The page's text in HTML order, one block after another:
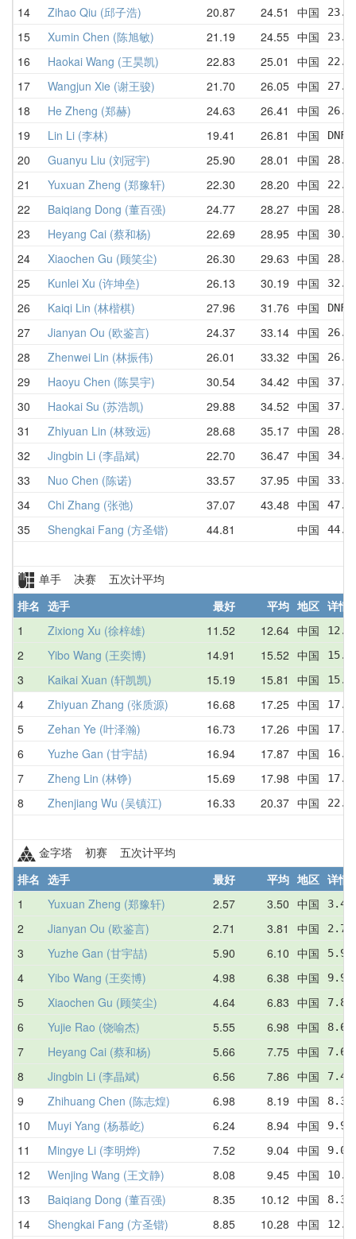
14 Zihao Qiu (邱子浩) 20.87 24.51 中国
15 Xumin Chen (陈旭敏) 21.19 24.55 中国
16 Haokai Wang (王昊凯) 22.83 25.01 中国
17 Wangjun Xie (谢王骏) 21.70 26.05 中国
18 He Zheng (郑赫) 24.63 26.41 中国
19 Lin Li (李林) 19.41 26.81 中国
20 Guanyu Liu (刘冠宇) 25.90 28.01 中国
21 Yuxuan Zheng (郑豫轩) 22.30 28.20 中国
22 Baiqiang Dong (董百强) 24.77 28.27 中国
23 Heyang Cai (蔡和杨) 22.69 28.95 中国
24 Xiaochen Gu (顾笑尘) 26.30 29.63 中国
25 Kunlei Xu (许坤垒) 26.13 30.19 中国
26 Kaiqi Lin (林楷棋) 27.96 31.76 中国
27 Jianyan Ou (欧鉴言) 24.37 33.14 中国
28 Zhenwei Lin (林振伟) 26.01 33.32 中国
29 Haoyu Chen (陈昊宇) 30.54 34.42 中国
30 Haokai Su (苏浩凯) 29.88 34.52 中国
31 Zhiyuan Lin (林致远) 28.68 35.17 中国
32 Jingbin Li (李晶斌) 22.70 36.47 中国
33 Nuo Chen (陈诺) 33.57 37.95 中国
34 Chi Zhang (张弛) 37.07 43.48 中国
35 Shengkai Fang (方圣锴) 44.81 中国
单手 决赛 五次计平均
排名 选手 最好 平均 地区 详情
1
Zixiong Xu (徐梓雄) 11.52 12.64 中国
2 Yibo Wang (王奕博) 14.91 15.52 中国
3 Kaikai Xuan (轩凯凯) 15.19 15.81 中国
4 Zhiyuan Zhang (张质源) 16.68 17.25 中国
5 Zehan Ye (叶泽瀚) 16.73 17.26 中国
6 Yuzhe Gan (甘宇喆) 16.94 17.87 中国
7 Zheng Lin (林铮) 15.69 17.98 中国
8 Zhenjiang Wu (吴镇江) 16.33 20.37 中国
金字塔 初赛 五次计平均
排名 选手 最好 平均 地区 详情
1
Yuxuan Zheng (郑豫轩) 2.57 3.50 中国
2 Jianyan Ou (欧鉴言) 2.71 3.81 中国
3 Yuzhe Gan (甘宇喆) 5.90 6.10 中国
4 Yibo Wang (王奕博) 4.98 6.38 中国
5 Xiaochen Gu (顾笑尘) 4.64 6.83 中国
6 Yujie Rao (饶喻杰) 5.55 6.98 中国
7 Heyang Cai (蔡和杨) 5.66 7.75 中国
8 Jingbin Li (李晶斌) 6.56 7.86 中国
9 Zhihuang Chen (陈志煌) 6.98 8.19 中国
10 Muyi Yang (杨慕屹) 6.24 8.94 中国
11 Mingye Li (李明烨) 7.52 9.04 中国
12 Wenjing Wang (王文静) 8.08 9.45 中国
13 Baiqiang Dong (董百强) 8.35 10.12 中国
14 Shengkai Fang (方圣锴) 8.85 10.28 中国